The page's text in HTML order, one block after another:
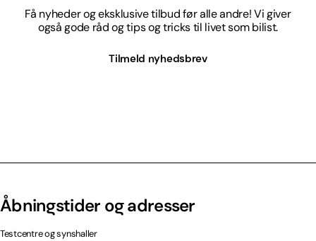
Få nyheder og eksklusive tilbud før alle andre! Vi giver
også gode råd og tips og tricks til livet som bilist.
Tilmeld nyhedsbrev
Åbningstider og adresser
Testcentre og synshaller